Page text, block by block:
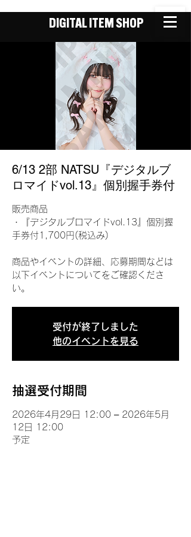
DIGITAL ITEM SHOP
6/13 2部 NATSU『デジタルブ
ロマイドvol.13』個別握手券付
販売商品
・『デジタルブロマイドvol.13』個別握
手券付1,700円(税込み)
商品やイベントの詳細、応募期間などは
以下イベントについてをご確認くださ
い。
受付が終了しました
他のイベントを見る
抽選受付期間
2026年4月29日 12:00 – 2026年5月
12日 12:00
予定